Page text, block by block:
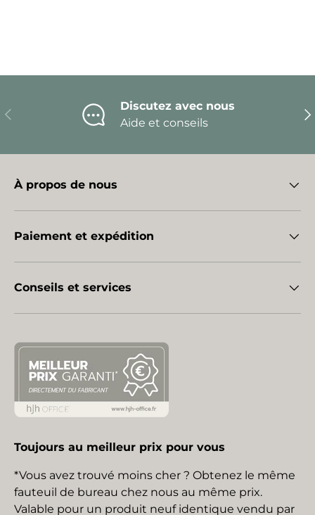
Précédent
Discutez avec nous
Aide et conseils
À propos de nous
Paiement et expédition
Conseils et services
Toujours au meilleur prix pour vous
*Vous avez trouvé moins cher ? Obtenez le même
fauteuil de bureau chez nous au même prix.
Valable pour un produit neuf identique vendu par